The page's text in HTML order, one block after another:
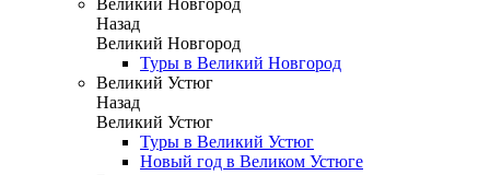
Великий Новгород
Назад
Великий Новгород
Туры в Великий Новгород
Великий Устюг
Назад
Великий Устюг
Туры в Великий Устюг
Новый год в Великом Устюге